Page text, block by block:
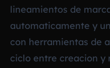
lineamientos de
automaticamente y
con herramientas de
ciclo entre creacion y